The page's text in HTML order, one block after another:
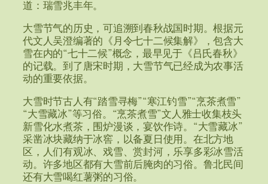
道：瑞雪兆丰年。
大雪节气的历史，可追溯到春秋战国时期。根据元
代文人吴澄编著的《月令七十二候集解》，包含大
雪在内的“七十二候”概念，最早见于《吕氏春秋》
的记载。到了唐宋时期，大雪节气已经成为农事活
动的重要依据。
大雪时节古人有“踏雪寻梅”“寒江钓雪”“烹茶煮雪”
“大雪藏冰”等习俗。“烹茶煮雪”文人雅士收集枝头
新雪化水煮茶，围炉漫谈，宴饮作诗。“大雪藏冰”
采凿冰块藏纳于冰窖，以备夏日使用。在北方地
区，人们有观冰、戏雪、赏封河，乐享多彩冰雪活
动。许多地区都有大雪前后腌肉的习俗。鲁北民间
还有大雪喝红薯粥的习俗。